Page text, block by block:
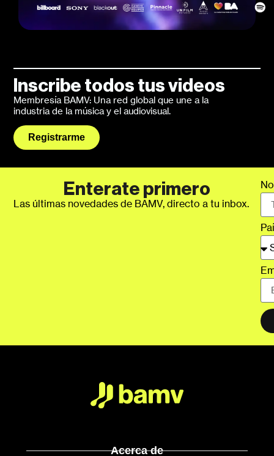
Inscribe todos tus videos
Membresía BAMV: Una red global que une a la
industria de la música y el audiovisual.
Registrarme
Enterate primero
Las últimas novedades de BAMV, directo a tu inbox.
Acerca de